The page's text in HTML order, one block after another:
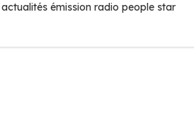
émission radio people star